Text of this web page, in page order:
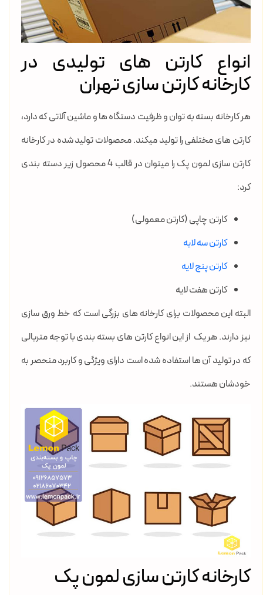
انواع کارتن های تولیدی در
کارخانه کارتن سازی تهران
هر کارخانه بسته به توان و ظرفیت دستگاه ها و ماشین آلاتی که دارد،
کارتن های مختلفی را تولید میکند. محصولات تولید شده در کارخانه
کارتن سازی لمون پک را میتوان در قالب 4 محصول زیر دسته بندی
کرد:
کارتن چاپی (کارتن معمولی)
کارتن سه لایه
کارتن پنج لایه
کارتن هفت لایه
البته این محصولات برای کارخانه های بزرگی است که خط ورق سازی
نیز دارند. هر یک از این انواع کارتن های بسته بندی با توجه متریالی
که در تولید آن ها استفاده شده است دارای ویژگی و کاربرد منحصر به
خودشان هستند.
کارخانه کارتن سازی لمون پک